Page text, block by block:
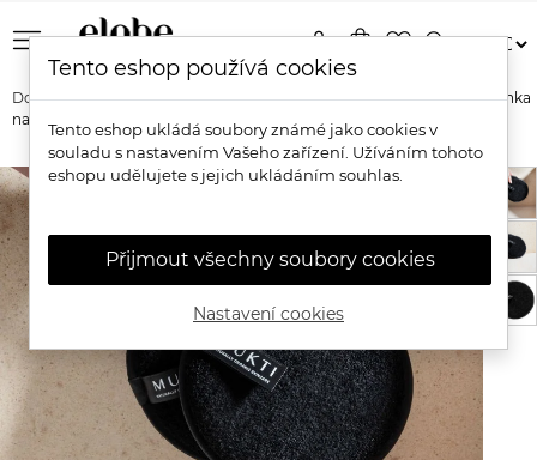
menu shopping_bagfavorite_bordersearch
person
Domů Značky Mukti Organics
Mukti Organics Bambusová žínka
na odličování
Tento eshop používá cookies
Tento eshop ukládá soubory známé jako cookies v
souladu s nastavením Vašeho zařízení. Užíváním tohoto
eshopu udělujete s jejich ukládáním souhlas.
Přijmout všechny soubory cookies
Nastavení cookies